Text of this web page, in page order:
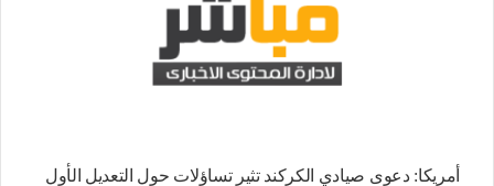
أمريكا: دعوى صيادي الكركند تثير تساؤلات حول التعديل الأول